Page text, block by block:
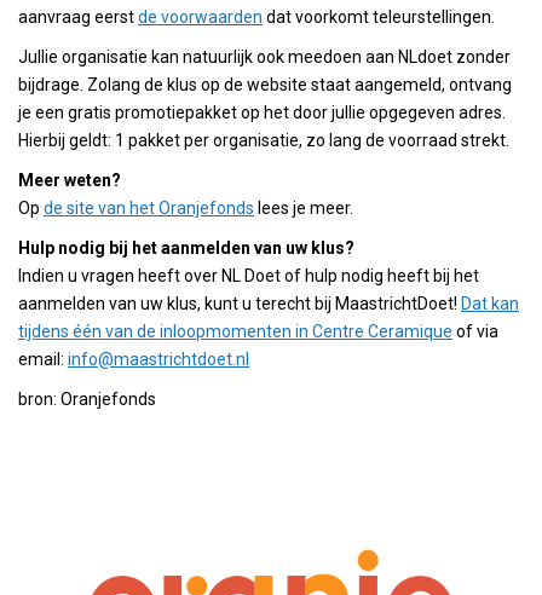
aanvraag eerstde voorwaarden dat voorkomt teleurstellingen.
Jullie organisatie kan natuurlijk ook meedoen aan NLdoet zonder
bijdrage. Zolang de klus op de website staat aangemeld, ontvang
je een gratis promotiepakket op het door jullie opgegeven adres.
Hierbij geldt: 1 pakket per organisatie, zo lang de voorraad strekt.
Meer weten?
Op de site van het Oranjefonds lees je meer.
Hulp nodig bij het aanmelden van uw klus?
Indien u vragen heeft over NL Doet of hulp nodig heeft bij het
aanmelden van uw klus, kunt u terecht bij MaastrichtDoet! Dat kan
tijdens één van de inloopmomenten in Centre Ceramique of via
email: info@maastrichtdoet.nl
bron: Oranjefonds